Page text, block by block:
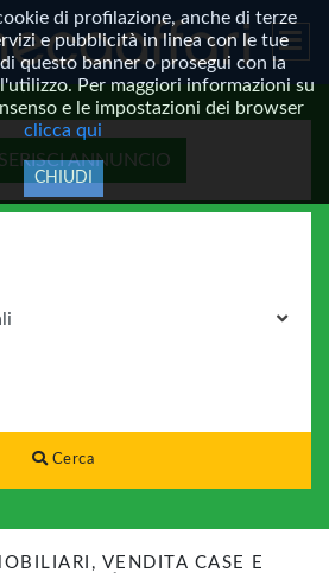
di profilazione, anche di terze
e pubblicità in linea con le tue
questo banner o prosegui con la
Per maggiori informazioni su
e le impostazioni dei browser
clicca qui
CHIUDI
ANNUNCIO
Cerca
VENDITA CASE E